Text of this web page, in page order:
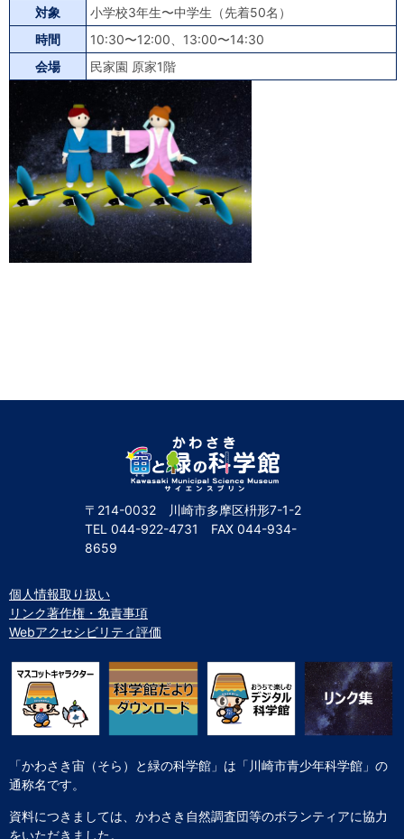
対象
小学校3年生〜中学生（先着50名）
時間
10:30〜12:00、13:00〜14:30
会場
民家園 原家1階
〒214-0032 川崎市多摩区枡形7-1-2
TEL 044-922-4731 FAX 044-934-
8659
個人情報取り扱い
リンク著作権・免責事項
Webアクセシビリティ評価
「かわさき宙（そら）と緑の科学館」は「川崎市青少年科学館」の
通称名です。
資料につきましては、かわさき自然調査団等のボランティアに協力
をいただきました。